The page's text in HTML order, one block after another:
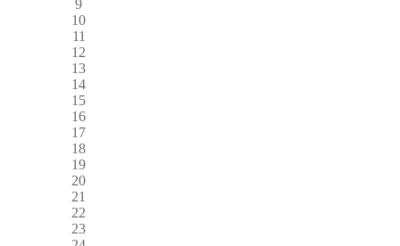
9
10
11
12
13
14
15
16
17
18
19
20
21
22
23